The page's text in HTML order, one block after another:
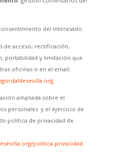
del interesado.
de acceso, rectificación,
portabilidad y limitación que
oficinas o en el email:
ampliada sobre el
personales y el ejercicio de
política de privacidad de
politica-privacidad